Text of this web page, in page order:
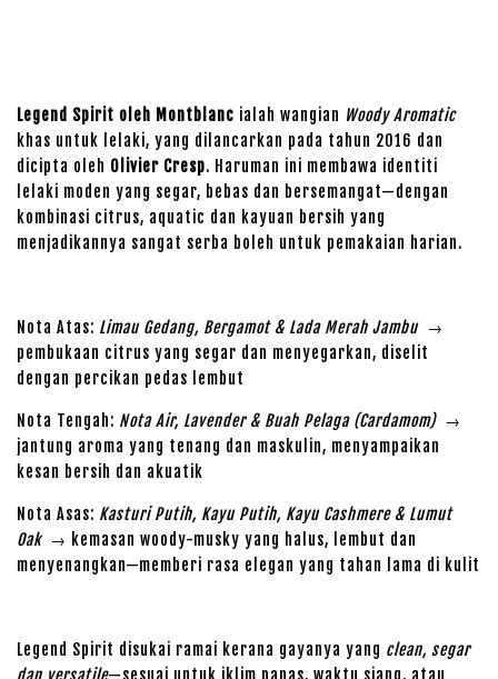
Legend Spirit oleh Montblanc ialah wangian Woody Aromatic
khas untuk lelaki, yang dilancarkan pada tahun 2016 dan
dicipta oleh Olivier Cresp. Haruman ini membawa identiti
lelaki moden yang segar, bebas dan bersemangat—dengan
kombinasi citrus, aquatic dan kayuan bersih yang
menjadikannya sangat serba boleh untuk pemakaian harian.
Nota Atas: Limau Gedang, Bergamot & Lada Merah Jambu→
pembukaan citrus yang segar dan menyegarkan, diselit
dengan percikan pedas lembut
Nota Tengah: Nota Air, Lavender & Buah Pelaga (Cardamom)→
jantung aroma yang tenang dan maskulin, menyampaikan
kesan bersih dan akuatik
Nota Asas: Kasturi Putih, Kayu Putih, Kayu Cashmere & Lumut
Oak→ kemasan woody-musky yang halus, lembut dan
menyenangkan—memberi rasa elegan yang tahan lama di kulit
Legend Spirit disukai ramai kerana gayanya yang clean, segar
dan versatile—sesuai untuk iklim panas, waktu siang, atau